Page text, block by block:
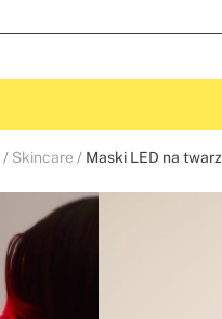
Skincare Maski LED na twarz